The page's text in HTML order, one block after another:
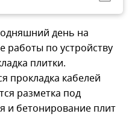
день на
работы по устройству
плитки.
прокладка кабелей
разметка под
и бетонирование плит